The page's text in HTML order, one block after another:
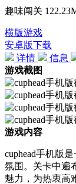
趣味闯关
横版游戏
安卓版下载
详情
信息
游戏截图
游戏内容
cuphead手机版
氛围。关卡中遍
魅力，为热衷高